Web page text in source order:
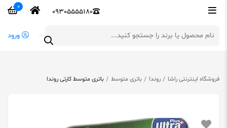
09305555180
0
ورود
فروشگاه اینترنتی راشا روندا باتری متوسط باتری متوسط کارتی روندا